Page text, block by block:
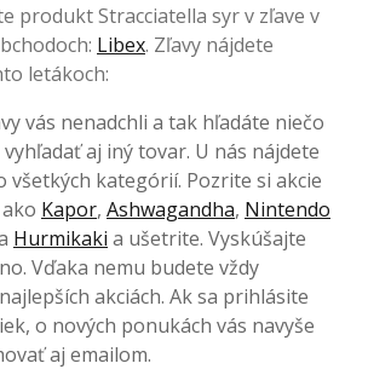
produkt Stracciatella syr v zľave v
Libex. Zľavy nájdete
letákoch:
vás nenadchli a tak hľadáte niečo
aj iný tovar. U nás nájdete
všetkých kategórií. Pozrite si akcie
Kapor, Ashwagandha, Nintendo
Hurmikaki a ušetrite. Vyskúšajte
Vďaka nemu budete vždy
akciách. Ak sa prihlásite
o nových ponukách vás navyše
aj emailom.